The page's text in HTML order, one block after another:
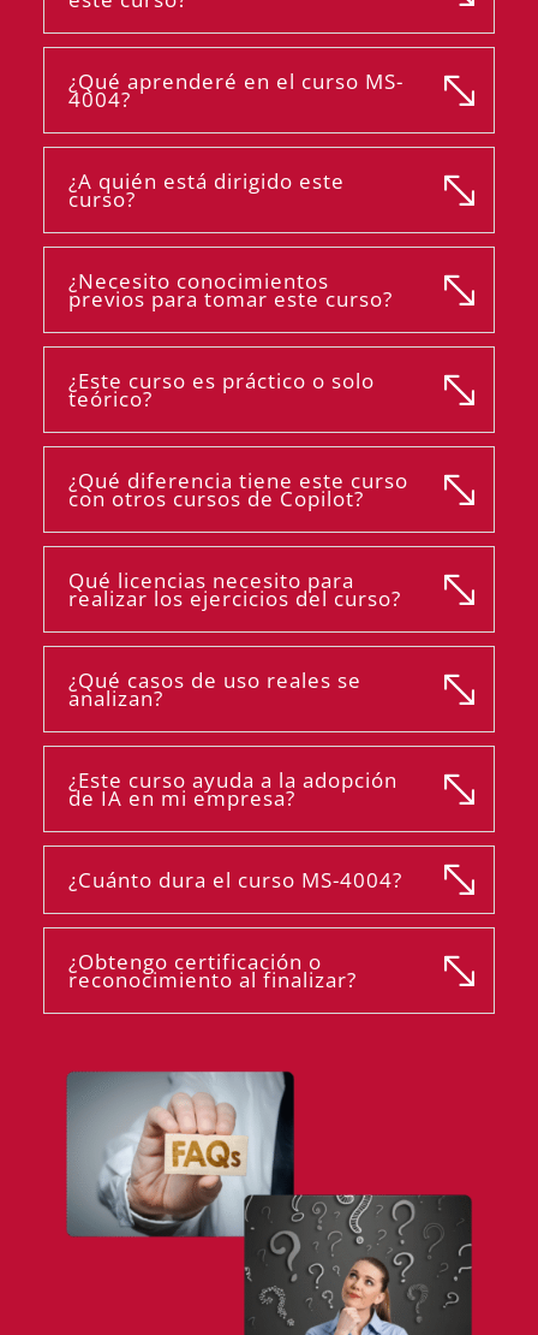
¿Qué aprenderé en el curso MS-
4004?
¿A quién está dirigido este
curso?
¿Necesito conocimientos
previos para tomar este curso?
¿Este curso es práctico o solo
teórico?
¿Qué diferencia tiene este curso
con otros cursos de Copilot?
Qué licencias necesito para
realizar los ejercicios del curso?
¿Qué casos de uso reales se
analizan?
¿Este curso ayuda a la adopción
de IA en mi empresa?
¿Cuánto dura el curso MS-4004?
¿Obtengo certificación o
reconocimiento al finalizar?